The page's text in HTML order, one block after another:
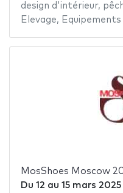
design d'intérieur,
Elevage,
MosShoes Moscow
Du 12 au 15 mars 2025